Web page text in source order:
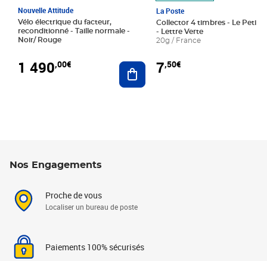
Nouvelle Attitude
Vélo électrique du facteur,
reconditionné - Taille normale -
Noir/ Rouge
1 490,00€ Ajouter au panier
La Poste
Collector 4 timbres - Le Petit
- Lettre Verte
20g / France
7,50€
Nos Engagements
Proche de vous
Localiser un bureau de poste
Paiements 100% sécurisés